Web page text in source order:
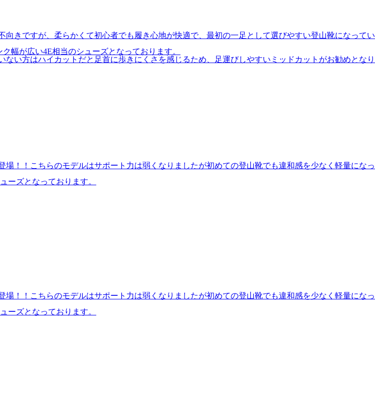
きですが、柔らかくて初心者でも履き心地が快適で、最初の一足として選びやすい登山靴になってい
幅が広い4E相当のシューズとなっております。
い方はハイカットだと足首に歩きにくさを感じるため、足運びしやすいミッドカットがお勧めとなり
！！こちらのモデルはサポート力は弱くなりましたが初めての登山靴でも違和感を少なく軽量になっ
ーズとなっております。
！！こちらのモデルはサポート力は弱くなりましたが初めての登山靴でも違和感を少なく軽量になっ
ーズとなっております。